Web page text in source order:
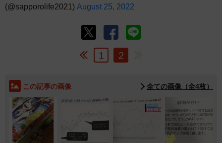
(@sapporolife2021) August 25, 2022
1 2
この記事の画像 全ての画像（全4枚）